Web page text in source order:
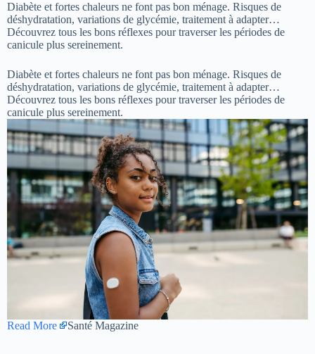
Diabète et fortes chaleurs ne font pas bon ménage. Risques de
déshydratation, variations de glycémie, traitement à adapter…
Découvrez tous les bons réflexes pour traverser les périodes de
canicule plus sereinement.
Diabète et fortes chaleurs ne font pas bon ménage. Risques de
déshydratation, variations de glycémie, traitement à adapter…
Découvrez tous les bons réflexes pour traverser les périodes de
canicule plus sereinement.
Read More Santé Magazine